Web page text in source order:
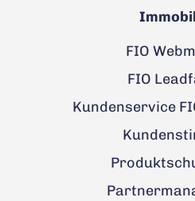
FIO
FIO
Kundenservice